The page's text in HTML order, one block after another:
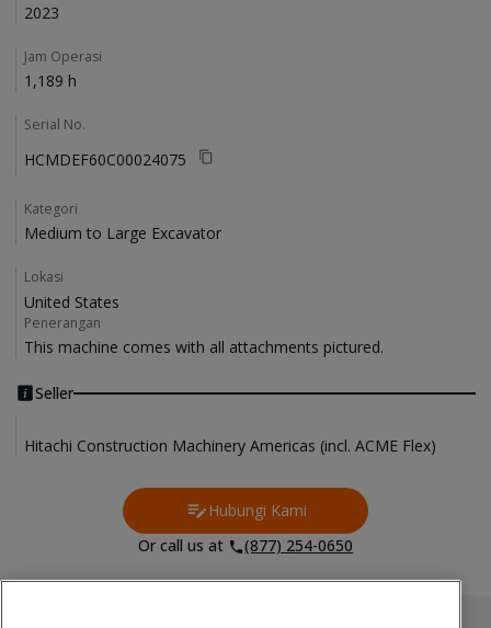
2023
Jam Operasi
1,189 h
Serial No.
HCMDEF60C00024075
Kategori
Medium to Large Excavator
Lokasi
United States
Penerangan
This machine comes with all attachments pictured.
Seller
Hitachi Construction Machinery Americas (incl. ACME Flex)
Contact Us
Hubungi Kami
Or call us at
(877) 254-0650